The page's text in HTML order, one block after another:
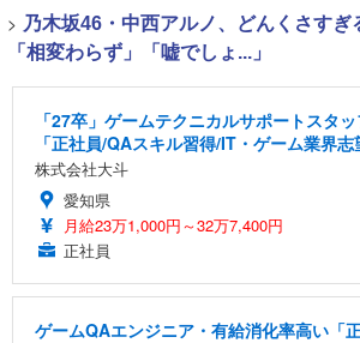
> 乃木坂46・中西アルノ、どんくさすぎ
「相変わらず」「嘘でしょ...」
「27卒」ゲームテクニカルサポートスタ
「正社員/QAスキル習得/IT・ゲーム業界志
株式会社大斗
愛知県
月給23万1,000円～32万7,400円
正社員
ゲームQAエンジニア・有給消化率高い「